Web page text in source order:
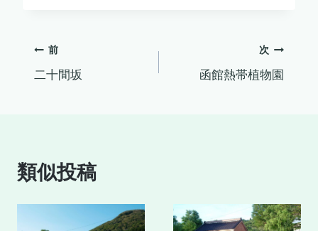
投
稿
ゲ
ー
前
二十間坂
次
函館熱帯植物園
類似投稿